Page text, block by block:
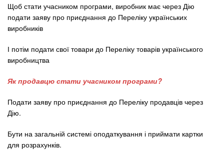
Щоб стати учасником програми, виробник має через Дію
подати заяву про приєднання до Переліку українських
виробників
І потім подати свої товари до Переліку товарів українського
виробництва
Як продавцю стати учасником програми?
Подати заяву про приєднання до Переліку продавців через
Дію.
Бути на загальній системі оподаткування і приймати картки
для розрахунків.